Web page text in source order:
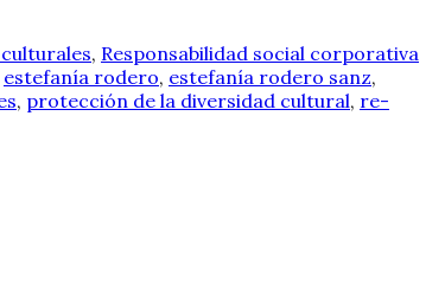
, Responsabilidad social corporativa
estefanía rodero, estefanía rodero sanz,
, protección de la diversidad cultural, re-